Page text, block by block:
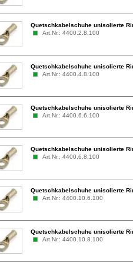
Quetschkabelschuhe unisolierte
Art.Nr.: 4400.2.8.100
Quetschkabelschuhe unisolierte
Art.Nr.: 4400.4.8.100
Quetschkabelschuhe unisolierte
Art.Nr.: 4400.6.6.100
Quetschkabelschuhe unisolierte
Art.Nr.: 4400.6.8.100
Quetschkabelschuhe unisolierte
Art.Nr.: 4400.10.6.100
Quetschkabelschuhe unisolierte
Art.Nr.: 4400.10.8.100